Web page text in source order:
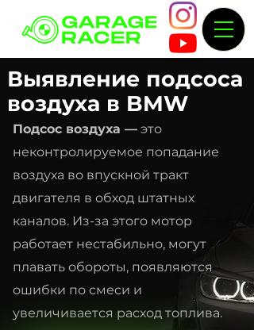
Выявление подсоса
воздуха в BMW
Подсос воздуха — это
неконтролируемое попадание
воздуха во впускной тракт
двигателя в обход штатных
каналов. Из-за этого мотор
работает нестабильно, могут
плавать обороты, появляются
ошибки по смеси и
увеличивается расход топлива.